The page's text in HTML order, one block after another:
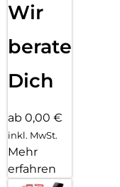
Integrierter MagSafe-
kabelloses Laden
Zubehör ermöglicht,
Ständer, der sowohl
Wir
beraten
Dich
ab 0,00 €
inkl. MwSt.
Mehr
erfahren